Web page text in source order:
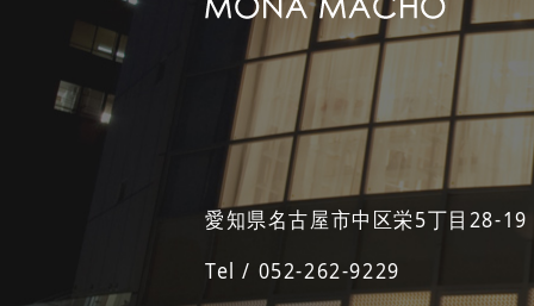
愛知県名古屋市中区栄5丁目28-
Tel / 052-262-9229